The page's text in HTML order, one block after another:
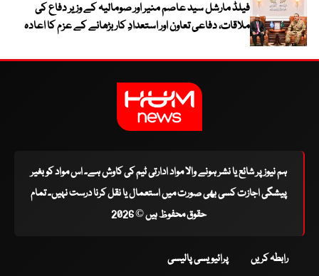
فیلڈ مارشل سید عاصم منیر اور صومالیہ کے وزیر دفاع کی
ملاقات، دفاعی تعاون اور استعدادِ کار بڑھانے کے عزم کا اعادہ
ہم نیوز پر شائع یا نشر ہونے والا مواد ادارتی ٹیم کی کاوش ہے۔ اس مواد کو بغیر
پیشگی اجازت کسی بھی صورت میں استعمال یا نقل کرنا درست نہیں۔ تمام
حقوق محفوظ ہیں © 2026
رابطہ کریں پرائیویسی پالیسی